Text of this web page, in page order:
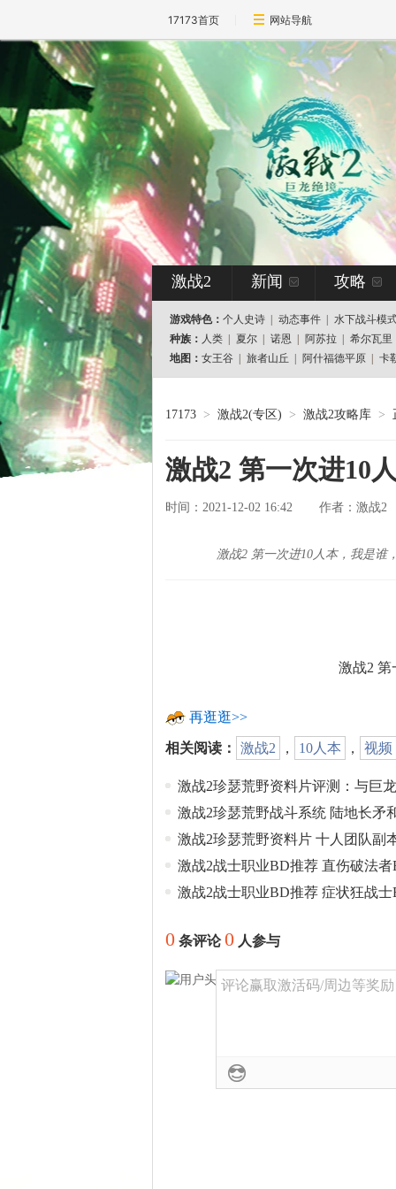
17173首页 网站导航
激战2 新闻 攻略
游戏特色： 个人史诗 动态事件
水下战斗模
种族： 人类 夏尔 诺恩 阿苏拉
希尔瓦里
地图： 女王谷 旅者山丘 阿什福德平原 卡
17173 > 激战2(专区) > 激战2攻略库 >
激战2 第一次进10
时间：2021-12-02 16:42 作者： 激战2
激战2 第一次进10人本，我是谁
激战2 第
再逛逛>>
相关阅读： 激战2 ， 10人本 ， 视频
激战2珍瑟荒野资料片评测：与巨
激战2珍瑟荒野战斗系统 陆地长矛
激战2珍瑟荒野资料片 十人团队副
激战2战士职业BD推荐 直伤破法
激战2战士职业BD推荐 症状狂战
0 条评论0 人参与
评论赢取激活码/周边等奖